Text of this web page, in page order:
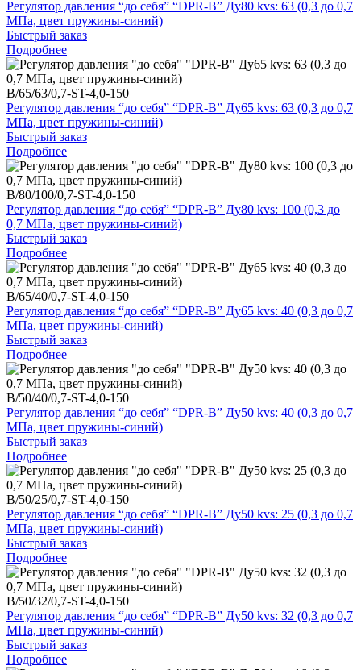
Регулятор давления “до себя” “DPR-B” Ду80 kvs: 63 (0,3 до 0,7
МПа, цвет пружины-синий)
Быстрый заказ
Подробнее
B/65/63/0,7-ST-4,0-150
Регулятор давления “до себя” “DPR-B” Ду65 kvs: 63 (0,3 до 0,7
МПа, цвет пружины-синий)
Быстрый заказ
Подробнее
B/80/100/0,7-ST-4,0-150
Регулятор давления “до себя” “DPR-B” Ду80 kvs: 100 (0,3 до
0,7 МПа, цвет пружины-синий)
Быстрый заказ
Подробнее
B/65/40/0,7-ST-4,0-150
Регулятор давления “до себя” “DPR-B” Ду65 kvs: 40 (0,3 до 0,7
МПа, цвет пружины-синий)
Быстрый заказ
Подробнее
B/50/40/0,7-ST-4,0-150
Регулятор давления “до себя” “DPR-B” Ду50 kvs: 40 (0,3 до 0,7
МПа, цвет пружины-синий)
Быстрый заказ
Подробнее
B/50/25/0,7-ST-4,0-150
Регулятор давления “до себя” “DPR-B” Ду50 kvs: 25 (0,3 до 0,7
МПа, цвет пружины-синий)
Быстрый заказ
Подробнее
B/50/32/0,7-ST-4,0-150
Регулятор давления “до себя” “DPR-B” Ду50 kvs: 32 (0,3 до 0,7
МПа, цвет пружины-синий)
Быстрый заказ
Подробнее